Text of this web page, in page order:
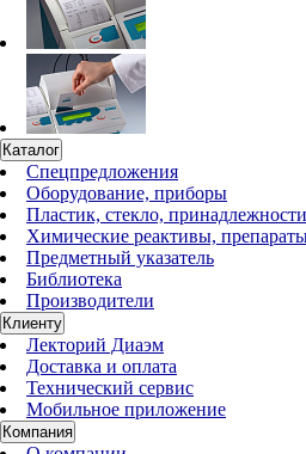
Каталог
Спецпредложения
Оборудование, приборы
Пластик, стекло, принадлежности
Химические реактивы,
Предметный указатель
Библиотека
Производители
Клиенту
Лекторий Диаэм
Доставка и оплата
Технический сервис
Мобильное приложение
Компания